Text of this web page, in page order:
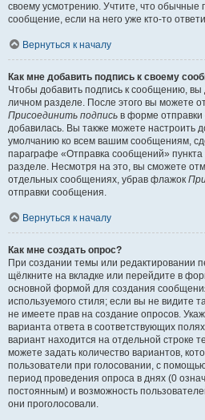
своему усмотрению. Учтите, что обычные
сообщение, если на него уже кто-то
Вернуться к началу
Как мне добавить подпись к своему
Чтобы добавить подпись к сообщению,
личном разделе. После этого вы можете
Присоединить подпись в форме
добавилась. Вы также можете настроить
умолчанию ко всем вашим сообщениям,
параграфе «Отправка сообщений»
разделе. Несмотря на это, вы сможете
отдельных сообщениях, убрав флажок
отправки сообщения.
Вернуться к началу
Как мне создать опрос?
При создании темы или редактировании
щёлкните на вкладке или перейдите в
основной формой для создания
используемого стиля; если вы не видите
не имеете прав на создание опросов.
варианта ответа в соответствующих
вариант находится на отдельной строке
можете задать количество вариантов,
пользователи при голосовании, с
период проведения опроса в днях (0
постоянным) и возможность
они проголосовали.